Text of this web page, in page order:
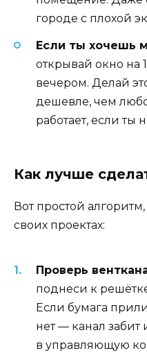
городе с плохой
Если ты хочешь
открывай окно на
вечером. Делай
дешевле, чем
работает, если ты
Как лучше
Вот простой
своих проектах:
Проверь
поднеси к
Если бумага
нет — канал
в управляющую